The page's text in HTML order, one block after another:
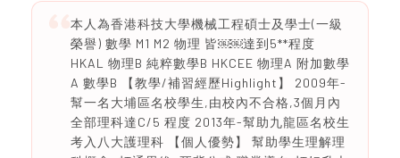
本人為香港科技大學機械工程碩士及學士(一級
榮譽) 數學 M1 M2 物理 皆￼￼達到5**程度
HKAL 物理B 純粹數學B HKCEE 物理A 附加數學
A 數學B 【教學/補習經歷Highlight】 2009年-
幫一名大埔區名校學生,由校內不合格,3個月內
全部理科達C/5 程度 2013年-幫助九龍區名校生
考入八大護理科 【個人優勢】 幫助學生理解理